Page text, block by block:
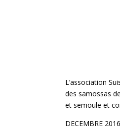
L’association
des samossas
et semoule et
DECEMBRE 2016